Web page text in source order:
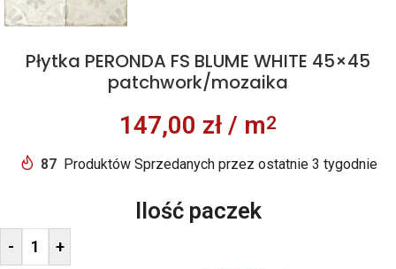
Płytka PERONDA FS BLUME WHITE 45×45
patchwork/mozaika
147,00 zł / m2
87 Produktów Sprzedanych przez ostatnie 3 tygodnie
Ilość paczek
- +